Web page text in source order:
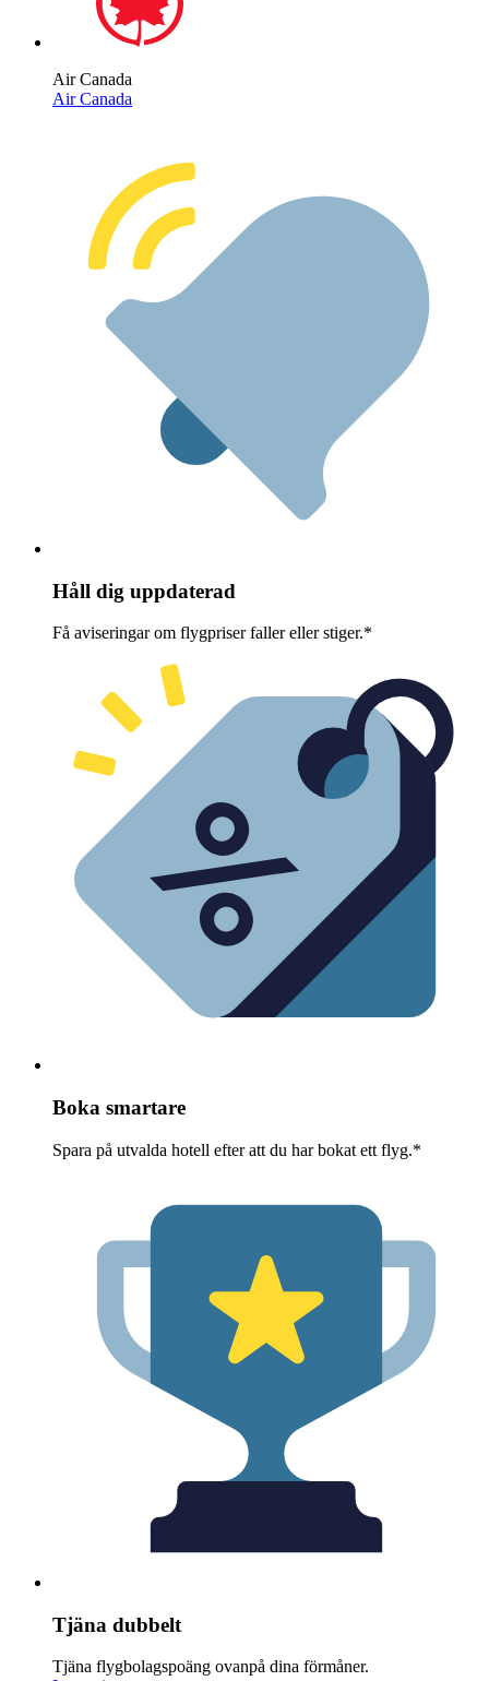
Air Canada
Air Canada
Håll dig uppdaterad
Få aviseringar om flygpriser faller eller stiger.*
Boka smartare
Spara på utvalda hotell efter att du har bokat ett flyg.*
Tjäna dubbelt
Tjäna flygbolagspoäng ovanpå dina förmåner.